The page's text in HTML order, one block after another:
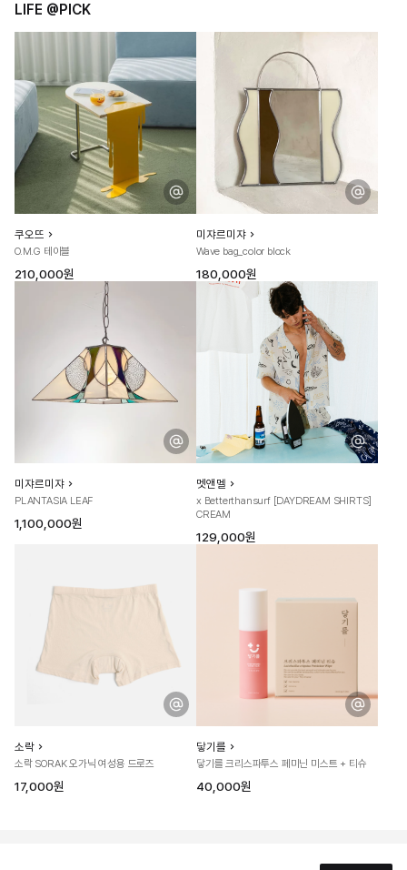
LIFE @PICK
쿠오뜨
O.M.G 테이블
210,000원
미쟈르미쟈
Wave bag_color block
180,000원
미쟈르미쟈
PLANTASIA LEAF
1,100,000원
멧앤멜
x Betterthansurf [DAYDREAM SHIRTS]
CREAM
129,000원
소락
소락 SORAK 오가닉 여성용 드로즈
17,000원
닿기를
닿기를 크리스파투스 페미닌 미스트 + 티슈
40,000원